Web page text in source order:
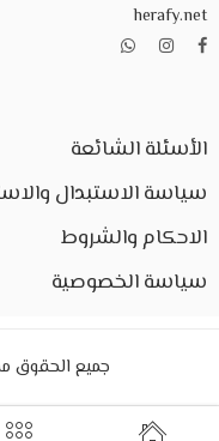
herafy.net
الأسئلة الشائعة
سياسة الاستبدال
الاحكام والشروط
سياسة الخصوصية
جميع الحقوق